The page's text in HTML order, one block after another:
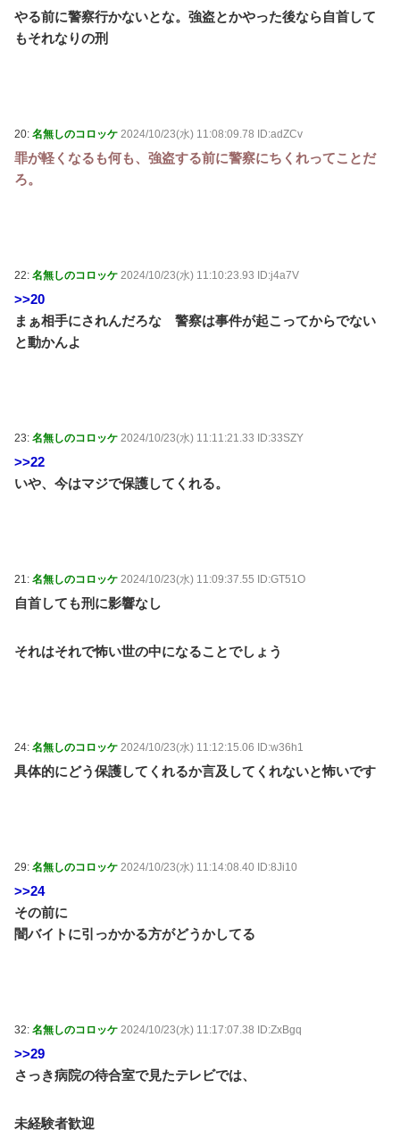
やる前に警察行かないとな。強盗とかやった後なら自首して
もそれなりの刑
20: 名無しのコロッケ 2024/10/23(水) 11:08:09.78 ID:adZCv
罪が軽くなるも何も、強盗する前に警察にちくれってことだ
ろ。
22: 名無しのコロッケ 2024/10/23(水) 11:10:23.93 ID:j4a7V
>>20
まぁ相手にされんだろな 警察は事件が起こってからでない
と動かんよ
23: 名無しのコロッケ 2024/10/23(水) 11:11:21.33 ID:33SZY
>>22
いや、今はマジで保護してくれる。
21: 名無しのコロッケ 2024/10/23(水) 11:09:37.55 ID:GT51O
自首しても刑に影響なし
それはそれで怖い世の中になることでしょう
24: 名無しのコロッケ 2024/10/23(水) 11:12:15.06 ID:w36h1
具体的にどう保護してくれるか言及してくれないと怖いです
29: 名無しのコロッケ 2024/10/23(水) 11:14:08.40 ID:8Ji10
>>24
その前に
闇バイトに引っかかる方がどうかしてる
32: 名無しのコロッケ 2024/10/23(水) 11:17:07.38 ID:ZxBgq
>>29
さっき病院の待合室で見たテレビでは、
未経験者歓迎